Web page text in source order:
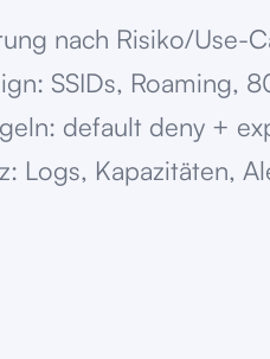
nach Risiko/Use-
SSIDs, Roaming,
default deny +
Logs, Kapazitäten,